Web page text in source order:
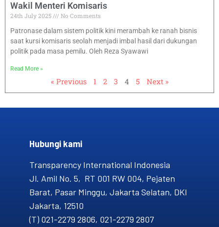
Wakil Menteri Komisaris
24th July 2025
No Comments
Patronase dalam sistem politik kini merambah ke ranah bisnis
saat kursi komisaris seolah menjadi imbal hasil dari dukungan
politik pada masa pemilu. Oleh Reza Syawawi
Read More »
« Previous 1 2 3 4 5 Next »
Hubungi kami​
Transparency International Indonesia
Jl. Amil No. 5, RT 001 RW 004, Pejaten
Barat, Pasar Minggu, Jakarta Selatan, DKI
Jakarta, 12510
(T) 021-2279 2806, 021-2279 2807